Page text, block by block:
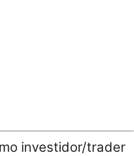
investidor/trader